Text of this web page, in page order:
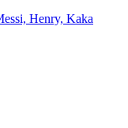
Henry, Kaka